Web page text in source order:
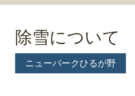
除雪について
ニューパークひるが野